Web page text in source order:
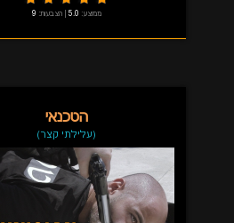
ממוצע: 5.0
|הצבעות: 9
הטכנאי
(עלילתי קצר)